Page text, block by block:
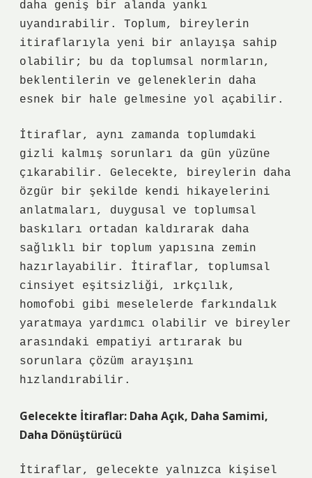
daha geniş bir alanda yankı
uyandırabilir. Toplum, bireylerin
itiraflarıyla yeni bir anlayışa sahip
olabilir; bu da toplumsal normların,
beklentilerin ve geleneklerin daha
esnek bir hale gelmesine yol açabilir.
İtiraflar, aynı zamanda toplumdaki
gizli kalmış sorunları da gün yüzüne
çıkarabilir. Gelecekte, bireylerin daha
özgür bir şekilde kendi hikayelerini
anlatmaları, duygusal ve toplumsal
baskıları ortadan kaldırarak daha
sağlıklı bir toplum yapısına zemin
hazırlayabilir. İtiraflar, toplumsal
cinsiyet eşitsizliği, ırkçılık,
homofobi gibi meselelerde farkındalık
yaratmaya yardımcı olabilir ve bireyler
arasındaki empatiyi artırarak bu
sorunlara çözüm arayışını
hızlandırabilir.
Gelecekte İtiraflar: Daha Açık, Daha Samimi,
Daha Dönüştürücü
İtiraflar, gelecekte yalnızca kişisel